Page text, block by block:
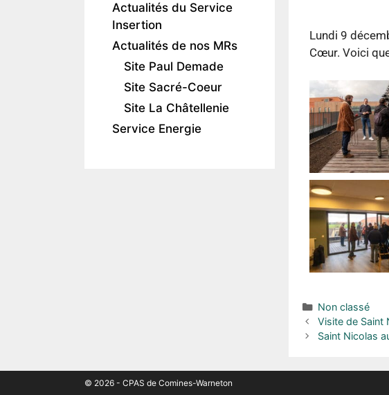
Lundi 9
Cœur. Voici
Non classé
Visite de Saint
Saint Nicolas
Actualités du Service
Insertion
Actualités de nos MRs
Site Paul Demade
Site Sacré-Coeur
Site La Châtellenie
Service Energie
© 2026 - CPAS de Comines-Warneton